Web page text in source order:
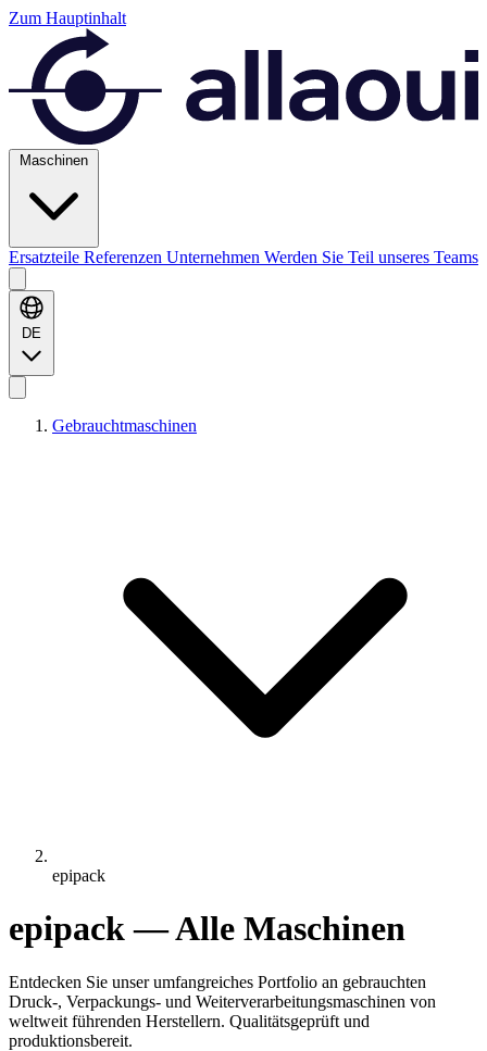
Zum Hauptinhalt
Maschinen
Ersatzteile Referenzen Unternehmen Werden Sie Teil unseres Teams
DE
Gebrauchtmaschinen
epipack
epipack — Alle Maschinen
Entdecken Sie unser umfangreiches Portfolio an gebrauchten
Druck-, Verpackungs- und Weiterverarbeitungsmaschinen von
weltweit führenden Herstellern. Qualitätsgeprüft und
produktionsbereit.